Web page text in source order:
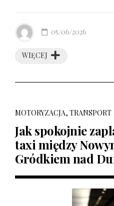
WIĘCEJ
05/06/2026
MOTORYZACJA, TRANSPORT
Jak spokojnie
taxi między
Gródkiem nad